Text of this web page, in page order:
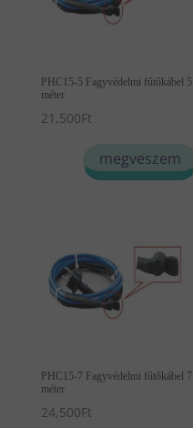
PHC15-5 Fagyvédelmi fűtőkábel 5
méter
21,500Ft
megveszem
PHC15-7 Fagyvédelmi fűtőkábel 7
méter
24,500Ft